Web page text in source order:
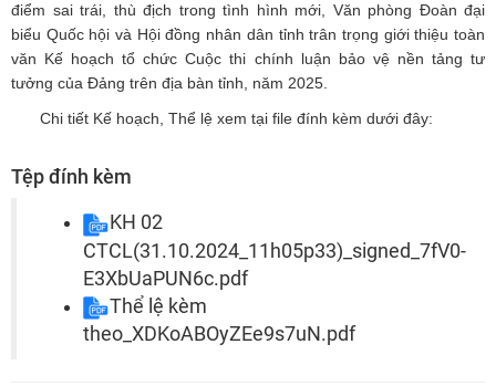
điểm sai trái, thù địch trong tình hình mới, Văn phòng Đoàn đại
biểu Quốc hội và Hội đồng nhân dân tỉnh trân trọng giới thiệu toàn
văn Kế hoạch tổ chức Cuộc thi chính luận bảo vệ nền tảng tư
tưởng của Đảng trên địa bàn tỉnh, năm 2025.
Chi tiết Kế hoạch, Thể lệ xem tại file đính kèm dưới đây:
Tệp đính kèm
KH 02
CTCL(31.10.2024_11h05p33)_signed_7fV0-
E3XbUaPUN6c.pdf
Thể lệ kèm
theo_XDKoABOyZEe9s7uN.pdf